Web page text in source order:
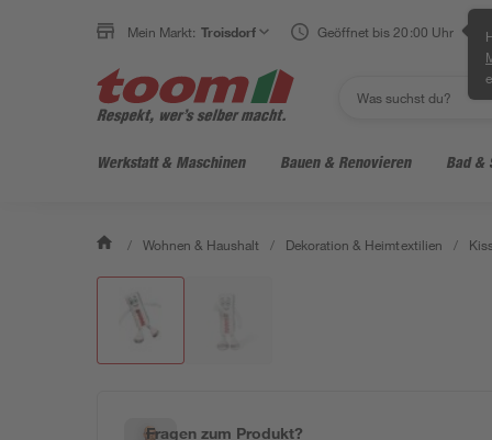
Mein Markt: Troisdorf Geöffnet bis 20:00 Uhr
Werkstatt & Maschinen Bauen & Renovieren Bad &
/ Wohnen & Haushalt / Dekoration & Heimtextilien /
Fragen zum Produkt?